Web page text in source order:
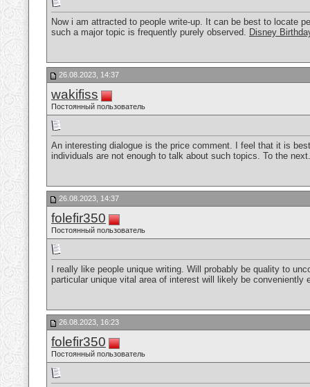
Now i am attracted to people write-up. It can be best to locate
such a major topic is frequently purely observed. Disney
26.08.2023, 14:37
wakifiss
Постоянный пользователь
An interesting dialogue is the price comment. I feel that it is
individuals are not enough to talk about such topics. To the
26.08.2023, 14:37
folefir350
Постоянный пользователь
I really like people unique writing. Will probably be quality to
particular unique vital area of interest will likely be conveniently
26.08.2023, 16:23
folefir350
Постоянный пользователь